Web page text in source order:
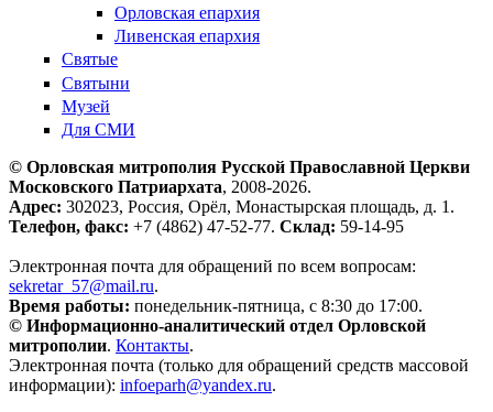
Орловская епархия
Ливенская епархия
Святые
Святыни
Музей
Для СМИ
© Орловская митрополия Русской Православной Церкви
Московского Патриархата, 2008-2026.
Адрес: 302023, Россия, Орёл, Монастырская площадь, д. 1.
Телефон, факс: +7 (4862) 47-52-77. Склад: 59-14-95
Электронная почта для обращений по всем вопросам:
sekretar_57@mail.ru.
Время работы: понедельник-пятница, с 8:30 до 17:00.
© Информационно-аналитический отдел Орловской
митрополии. Контакты.
Электронная почта (только для обращений средств массовой
информации): infoeparh@yandex.ru.